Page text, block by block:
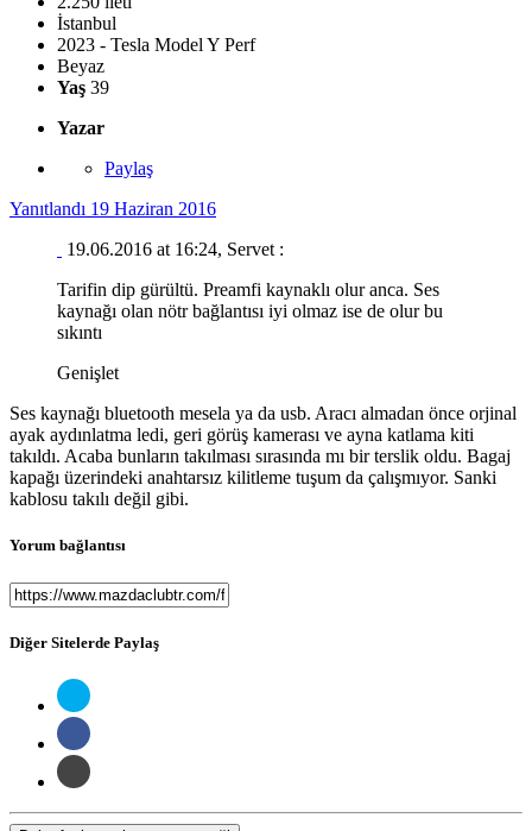
İstanbul
2023 - Tesla Model Y Perf
Beyaz
Yaş 39
Yazar
Paylaş
Yanıtlandı 19 Haziran 2016
19.06.2016 at 16:24, Servet :
Tarifin dip gürültü. Preamfi kaynaklı olur anca. Ses
kaynağı olan nötr bağlantısı iyi olmaz ise de olur bu
sıkıntı
Genişlet
Ses kaynağı bluetooth mesela ya da usb. Aracı almadan önce orjinal
ayak aydınlatma ledi, geri görüş kamerası ve ayna katlama kiti
takıldı. Acaba bunların takılması sırasında mı bir terslik oldu. Bagaj
kapağı üzerindeki anahtarsız kilitleme tuşum da çalışmıyor. Sanki
kablosu takılı değil gibi.
Yorum bağlantısı
Diğer Sitelerde Paylaş